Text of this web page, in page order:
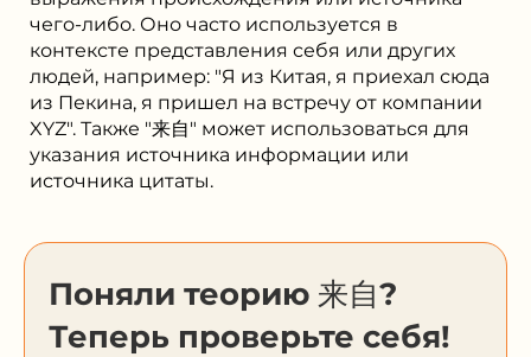
чего-либо. Оно часто используется в
контексте представления себя или других
людей, например: "Я из Китая, я приехал сюда
из Пекина, я пришел на встречу от компании
XYZ". Также "来自" может использоваться для
указания источника информации или
источника цитаты.
Поняли теорию 来自?
Теперь проверьте себя!